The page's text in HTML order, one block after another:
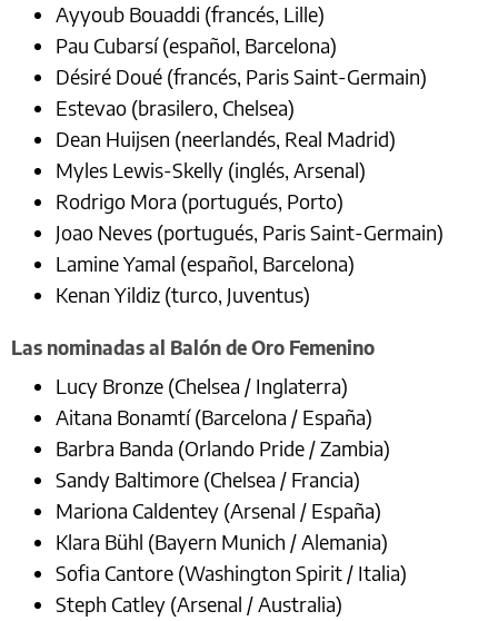
Ayyoub Bouaddi (francés, Lille)
Pau Cubarsí (español, Barcelona)
Désiré Doué (francés, Paris Saint-Germain)
Estevao (brasilero, Chelsea)
Dean Huijsen (neerlandés, Real Madrid)
Myles Lewis-Skelly (inglés, Arsenal)
Rodrigo Mora (portugués, Porto)
Joao Neves (portugués, Paris Saint-Germain)
Lamine Yamal (español, Barcelona)
Kenan Yildiz (turco, Juventus)
Las nominadas al Balón de Oro Femenino
Lucy Bronze (Chelsea / Inglaterra)
Aitana Bonamtí (Barcelona / España)
Barbra Banda (Orlando Pride / Zambia)
Sandy Baltimore (Chelsea / Francia)
Mariona Caldentey (Arsenal / España)
Klara Bühl (Bayern Munich / Alemania)
Sofia Cantore (Washington Spirit / Italia)
Steph Catley (Arsenal / Australia)